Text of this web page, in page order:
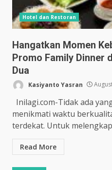
Hotel dan Restoran
Hangatkan Momen
Promo Family Dinner
Dua
Kasiyanto Yasran
Inilagi.com-Tidak ada
menikmati waktu
terdekat. Untuk
Read More